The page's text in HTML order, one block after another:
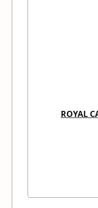
ROYAL